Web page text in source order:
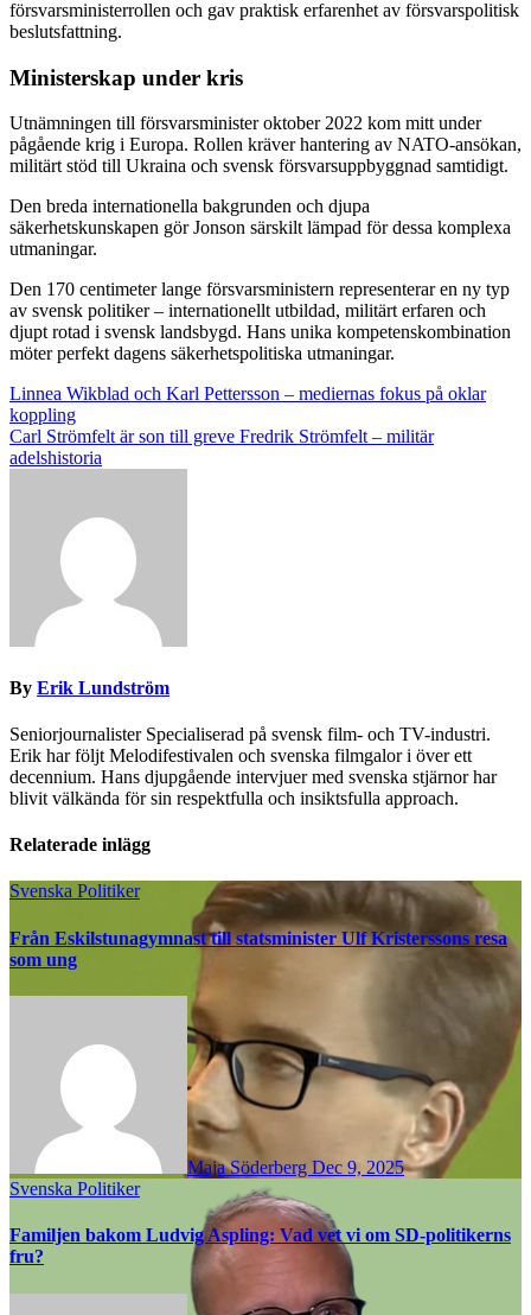
försvarsministerrollen och gav praktisk erfarenhet av försvarspolitisk
beslutsfattning.
Ministerskap under kris
Utnämningen till försvarsminister oktober 2022 kom mitt under
pågående krig i Europa. Rollen kräver hantering av NATO-ansökan,
militärt stöd till Ukraina och svensk försvarsuppbyggnad samtidigt.
Den breda internationella bakgrunden och djupa
säkerhetskunskapen gör Jonson särskilt lämpad för dessa komplexa
utmaningar.
Den 170 centimeter lange försvarsministern representerar en ny typ
av svensk politiker – internationellt utbildad, militärt erfaren och
djupt rotad i svensk landsbygd. Hans unika kompetenskombination
möter perfekt dagens säkerhetspolitiska utmaningar.
Post
navigation
Linnea Wikblad och Karl Pettersson – mediernas fokus på oklar
koppling
Carl Strömfelt är son till greve Fredrik Strömfelt – militär
adelshistoria
By Erik Lundström
Seniorjournalister Specialiserad på svensk film- och TV-industri.
Erik har följt Melodifestivalen och svenska filmgalor i över ett
decennium. Hans djupgående intervjuer med svenska stjärnor har
blivit välkända för sin respektfulla och insiktsfulla approach.
Relaterade inlägg
Svenska Politiker
Från Eskilstunagymnast till statsminister Ulf Kristerssons resa
som ung
Maja Söderberg Dec 9, 2025
Svenska Politiker
Familjen bakom Ludvig Aspling: Vad vet vi om SD-politikerns
fru?